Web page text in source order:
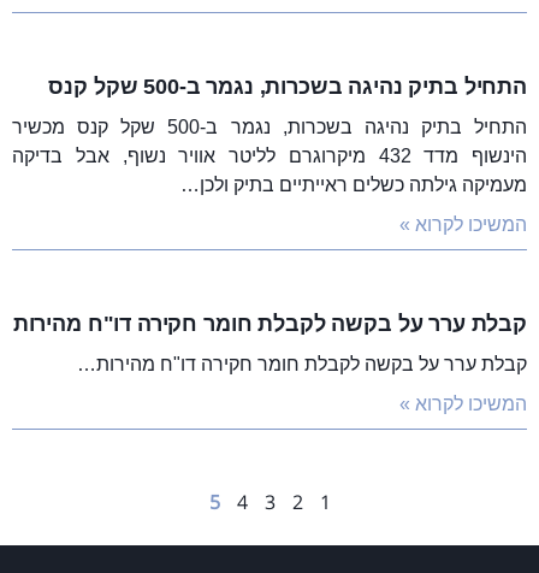
התחיל בתיק נהיגה בשכרות, נגמר ב-500 שקל קנס
התחיל בתיק נהיגה בשכרות, נגמר ב-500 שקל קנס מכשיר
הינשוף מדד 432 מיקרוגרם לליטר אוויר נשוף, אבל בדיקה
מעמיקה גילתה כשלים ראייתיים בתיק ולכן…
המשיכו לקרוא »
קבלת ערר על בקשה לקבלת חומר חקירה דו"ח מהירות
קבלת ערר על בקשה לקבלת חומר חקירה דו"ח מהירות…
המשיכו לקרוא »
1
2
3
4
5